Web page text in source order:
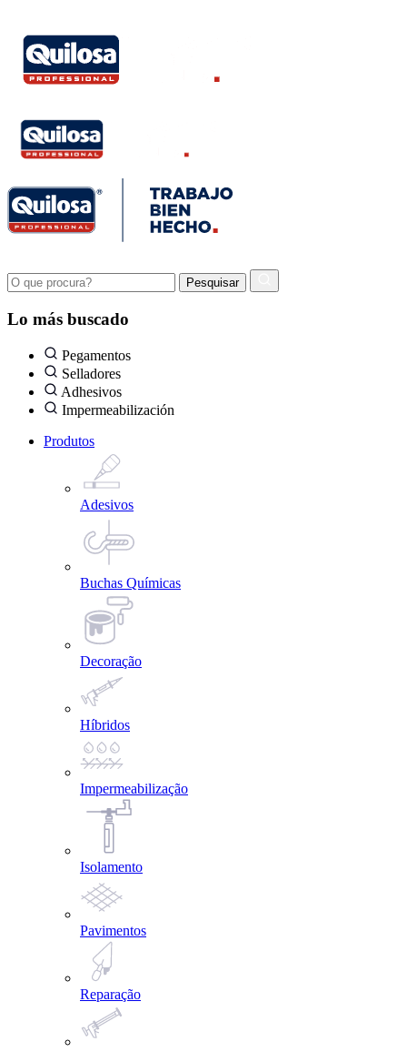
Lo más buscado
Pegamentos
Selladores
Adhesivos
Impermeabilización
Produtos
Adesivos
Buchas Químicas
Decoração
Híbridos
Impermeabilização
Isolamento
Pavimentos
Reparação